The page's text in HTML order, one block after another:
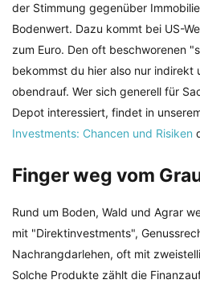
der Stimmung gegenüber
Bodenwert. Dazu kommt bei US-
zum Euro. Den oft beschworenen
bekommst du hier also nur indirekt
obendrauf. Wer sich generell für
Depot interessiert, findet in
Investments: Chancen und Risiken
Finger weg vom
Rund um Boden, Wald und Agrar
mit "Direktinvestments",
Nachrangdarlehen, oft mit
Solche Produkte zählt die